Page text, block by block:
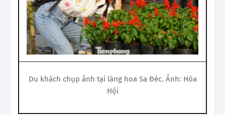
Du khách chụp ảnh tại làng hoa Sa Đéc. Ảnh: Hòa
Hội